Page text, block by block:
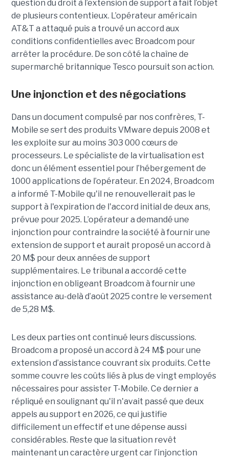
question du droit à l’extension de support a fait l’objet
de plusieurs contentieux. L’opérateur américain
AT&T a attaqué puis a trouvé un accord aux
conditions confidentielles avec Broadcom pour
arrêter la procédure. De son côté la chaîne de
supermarché britannique Tesco poursuit son action.
Une injonction et des négociations
Dans un document compulsé par nos confrères, T-
Mobile se sert des produits VMware depuis 2008 et
les exploite sur au moins 303 000 cœurs de
processeurs. Le spécialiste de la virtualisation est
donc un élément essentiel pour l’hébergement de
1000 applications de l’opérateur. En 2024, Broadcom
a informé T-Mobile qu'il ne renouvellerait pas le
support à l'expiration de l'accord initial de deux ans,
prévue pour 2025. L’opérateur a demandé une
injonction pour contraindre la société à fournir une
extension de support et aurait proposé un accord à
20 M$ pour deux années de support
supplémentaires. Le tribunal a accordé cette
injonction en obligeant Broadcom à fournir une
assistance au-delà d’août 2025 contre le versement
de 5,28 M$.
Les deux parties ont continué leurs discussions.
Broadcom a proposé un accord à 24 M$ pour une
extension d’assistance couvrant six produits. Cette
somme couvre les coûts liés à plus de vingt employés
nécessaires pour assister T-Mobile. Ce dernier a
répliqué en soulignant qu'il n'avait passé que deux
appels au support en 2026, ce qui justifie
difficilement un effectif et une dépense aussi
considérables. Reste que la situation revêt
maintenant un caractère urgent car l’injonction